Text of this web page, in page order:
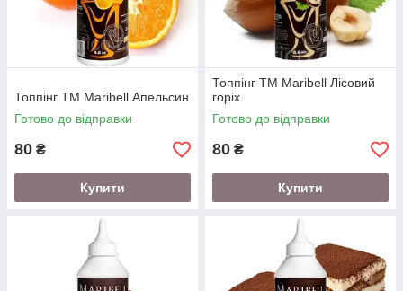
Топпінг ТМ Maribell Апельсин
Готово до відправки
80 ₴
Купити
Топпінг ТМ Maribell Лісовий
горіх
Готово до відправки
80 ₴
Купити